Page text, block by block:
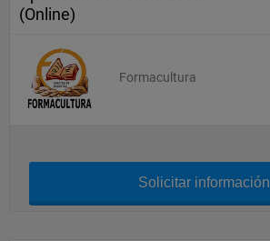
(Online)
Formacultura
Solicitar información